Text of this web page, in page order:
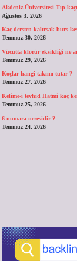
Akdeniz Üniversitesi Tıp
Ağustos 3, 2026
Kaç dersten kalırsak burs
Temmuz 30, 2026
Vücutta klorür eksikliği ne
Temmuz 29, 2026
Koçlar hangi takımı tutar ?
Temmuz 27, 2026
Kelime-i tevhid Hatmi kaç
Temmuz 25, 2026
6 numara neresidir ?
Temmuz 24, 2026